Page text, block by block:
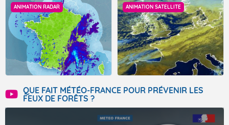
ANIMATION RADAR ANIMATION SATELLITE
QUE FAIT MÉTÉO-FRANCE POUR PRÉVENIR LES
FEUX DE FORÊTS ?